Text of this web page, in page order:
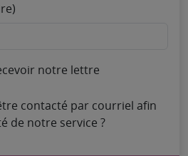
notre lettre
contacté par courriel afin
de notre service ?